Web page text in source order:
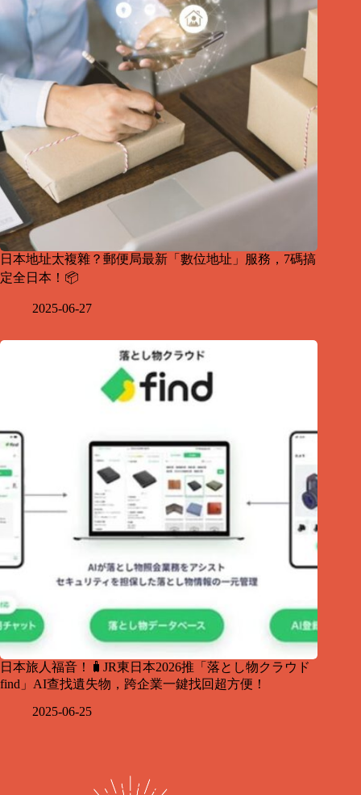
日本地址太複雜？郵便局最新「數位地址」服務，7碼搞
定全日本！📦
2025-06-27
日本旅人福音！🧳JR東日本2026推「落とし物クラウド
find」AI查找遺失物，跨企業一鍵找回超方便！
2025-06-25